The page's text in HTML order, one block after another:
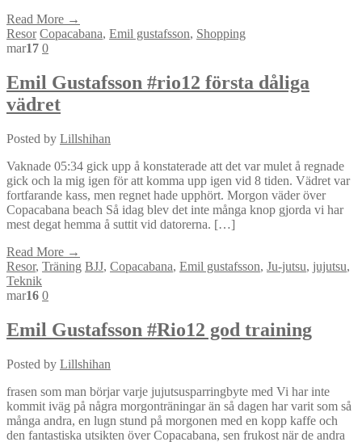
Read More →
Resor Copacabana, Emil gustafsson, Shopping
mar17 0
Emil Gustafsson #rio12 första dåliga
vädret
Posted by Lillshihan
Vaknade 05:34 gick upp å konstaterade att det var mulet å regnade
gick och la mig igen för att komma upp igen vid 8 tiden. Vädret var
fortfarande kass, men regnet hade upphört. Morgon väder över
Copacabana beach Så idag blev det inte många knop gjorda vi har
mest degat hemma å suttit vid datorerna. […]
Read More →
Resor, Träning BJJ, Copacabana, Emil gustafsson, Ju-jutsu, jujutsu,
Teknik
mar16 0
Emil Gustafsson #Rio12 god training
Posted by Lillshihan
frasen som man börjar varje jujutsusparringbyte med Vi har inte
kommit iväg på några morgonträningar än så dagen har varit som så
många andra, en lugn stund på morgonen med en kopp kaffe och
den fantastiska utsikten över Copacabana, sen frukost när de andra